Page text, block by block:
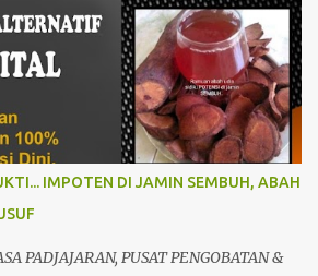
oleh Presiden Republik Indonesia Ir.
didampingi Menteri Pertahanan RI
peresmian tersebut diselenggarakan di
Raya No.178, Bintaro, Kec. Pesanggrahan,
(19/02/24). Presiden Republik
dan mengapresiasi pembangunan
Negara Panglima Besar Sudirman
termasuk RSAL dr. Oetoyo Lantamal XIV
Kementerian Pertahanan, dan
fasilitas dan peralatan yang sangat
IMPOTEN DI JAMIN SEMBUH, ABAH
PADJAJARAN, PUSAT PENGOBATAN &